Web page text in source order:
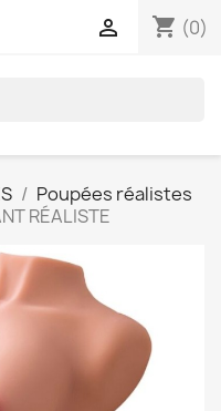
shopping_cart (0)

Poupées réalistes
RÉALISTE